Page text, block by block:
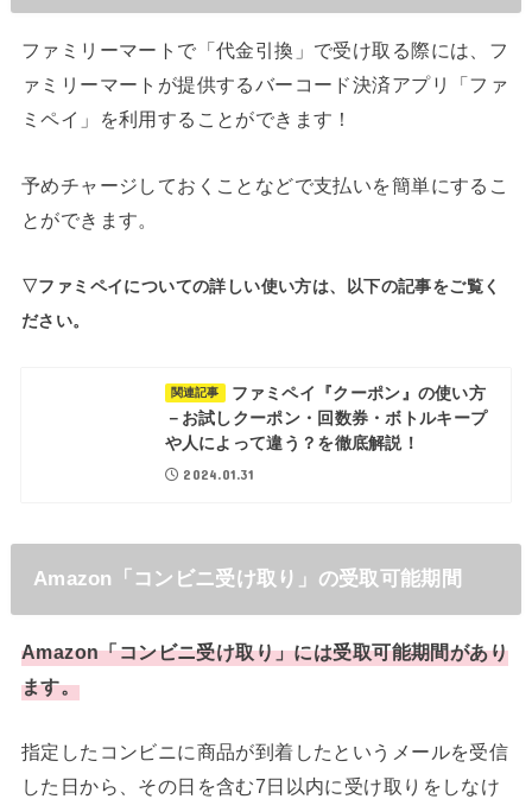
ファミリーマートで「代金引換」で受け取る際には、フ
ァミリーマートが提供するバーコード決済アプリ「ファ
ミペイ」を利用することができます！
予めチャージしておくことなどで支払いを簡単にするこ
とができます。
▽ファミペイについての詳しい使い方は、以下の記事をご覧く
ださい。
関連記事
ファミペイ『クーポン』の使い方
－お試しクーポン・回数券・ボトルキープ
や人によって違う？を徹底解説！
2024.01.31
Amazon「コンビニ受け取り」の受取可能期間
Amazon「コンビニ受け取り」には受取可能期間があり
ます。
指定したコンビニに商品が到着したというメールを受信
した日から、その日を含む7日以内に受け取りをしなけ